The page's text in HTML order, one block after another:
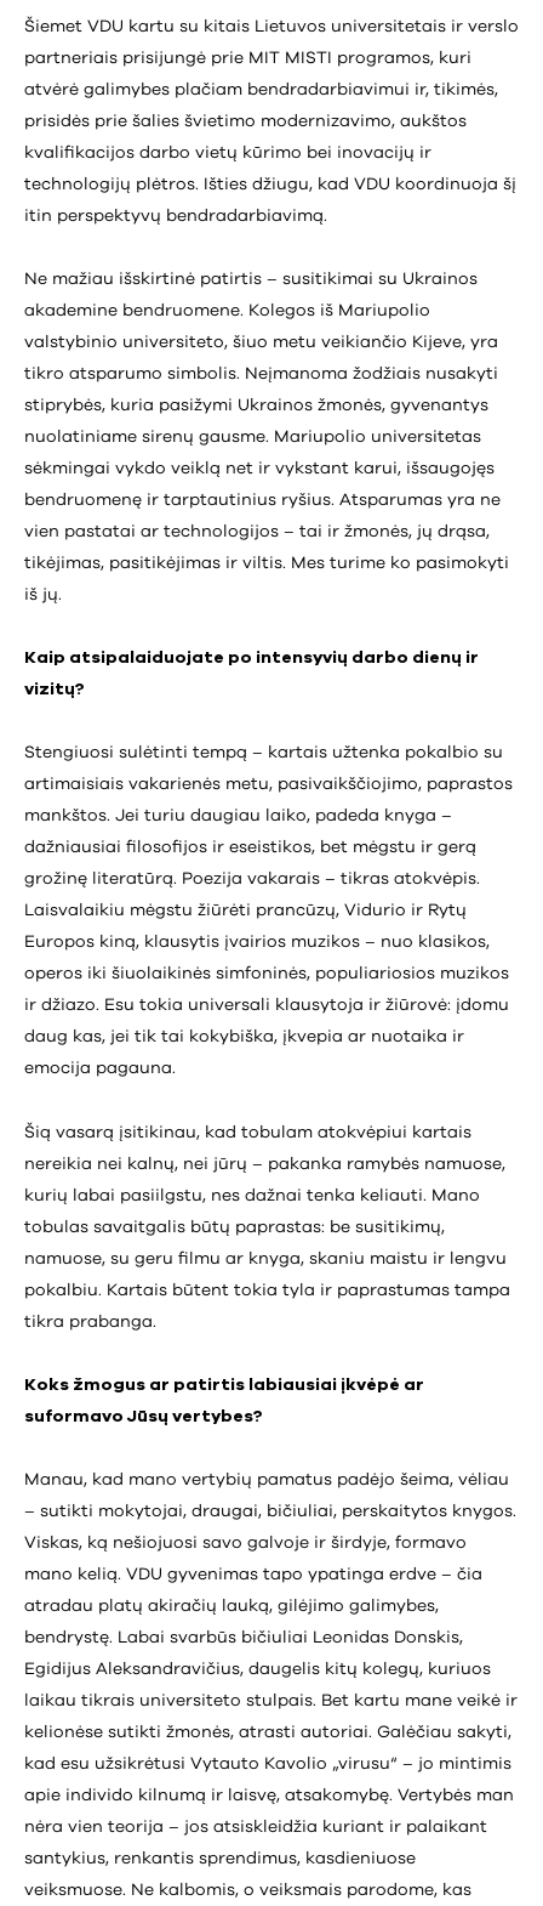
Šiemet VDU kartu su kitais Lietuvos universitetais ir verslo
partneriais prisijungė prie MIT MISTI programos, kuri
atvėrė galimybes plačiam bendradarbiavimui ir, tikimės,
prisidės prie šalies švietimo modernizavimo, aukštos
kvalifikacijos darbo vietų kūrimo bei inovacijų ir
technologijų plėtros. Išties džiugu, kad VDU koordinuoja šį
itin perspektyvų bendradarbiavimą.
Ne mažiau išskirtinė patirtis – susitikimai su Ukrainos
akademine bendruomene. Kolegos iš Mariupolio
valstybinio universiteto, šiuo metu veikiančio Kijeve, yra
tikro atsparumo simbolis. Neįmanoma žodžiais nusakyti
stiprybės, kuria pasižymi Ukrainos žmonės, gyvenantys
nuolatiniame sirenų gausme. Mariupolio universitetas
sėkmingai vykdo veiklą net ir vykstant karui, išsaugojęs
bendruomenę ir tarptautinius ryšius. Atsparumas yra ne
vien pastatai ar technologijos – tai ir žmonės, jų drąsa,
tikėjimas, pasitikėjimas ir viltis. Mes turime ko pasimokyti
iš jų.
Kaip atsipalaiduojate po intensyvių darbo dienų ir
vizitų?
Stengiuosi sulėtinti tempą – kartais užtenka pokalbio su
artimaisiais vakarienės metu, pasivaikščiojimo, paprastos
mankštos. Jei turiu daugiau laiko, padeda knyga –
dažniausiai filosofijos ir eseistikos, bet mėgstu ir gerą
grožinę literatūrą. Poezija vakarais – tikras atokvėpis.
Laisvalaikiu mėgstu žiūrėti prancūzų, Vidurio ir Rytų
Europos kiną, klausytis įvairios muzikos – nuo klasikos,
operos iki šiuolaikinės simfoninės, populiariosios muzikos
ir džiazo. Esu tokia universali klausytoja ir žiūrovė: įdomu
daug kas, jei tik tai kokybiška, įkvepia ar nuotaika ir
emocija pagauna.
Šią vasarą įsitikinau, kad tobulam atokvėpiui kartais
nereikia nei kalnų, nei jūrų – pakanka ramybės namuose,
kurių labai pasiilgstu, nes dažnai tenka keliauti. Mano
tobulas savaitgalis būtų paprastas: be susitikimų,
namuose, su geru filmu ar knyga, skaniu maistu ir lengvu
pokalbiu. Kartais būtent tokia tyla ir paprastumas tampa
tikra prabanga.
Koks žmogus ar patirtis labiausiai įkvėpė ar
suformavo Jūsų vertybes?
Manau, kad mano vertybių pamatus padėjo šeima, vėliau
– sutikti mokytojai, draugai, bičiuliai, perskaitytos knygos.
Viskas, ką nešiojuosi savo galvoje ir širdyje, formavo
mano kelią. VDU gyvenimas tapo ypatinga erdve – čia
atradau platų akiračių lauką, gilėjimo galimybes,
bendrystę. Labai svarbūs bičiuliai Leonidas Donskis,
Egidijus Aleksandravičius, daugelis kitų kolegų, kuriuos
laikau tikrais universiteto stulpais. Bet kartu mane veikė ir
kelionėse sutikti žmonės, atrasti autoriai. Galėčiau sakyti,
kad esu užsikrėtusi Vytauto Kavolio „virusu“ – jo mintimis
apie individo kilnumą ir laisvę, atsakomybę. Vertybės man
nėra vien teorija – jos atsiskleidžia kuriant ir palaikant
santykius, renkantis sprendimus, kasdieniuose
veiksmuose. Ne kalbomis, o veiksmais parodome, kas